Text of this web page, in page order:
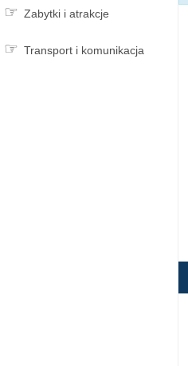
Zabytki i atrakcje
Transport i komunikacja